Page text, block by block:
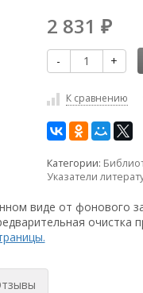
2 831 ₽
- +
К сравнению
Категории:
Указатели
виде от фонового
очистка